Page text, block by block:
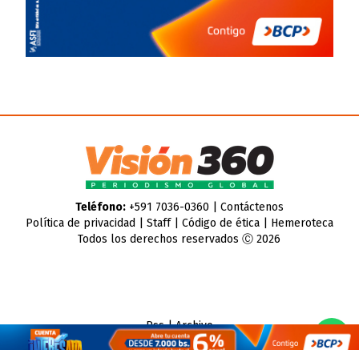
Teléfono:+591 7036-0360 | Contáctenos
Política de privacidad
Staff| Código de ética| Hemeroteca
Todos los derechos reservados Ⓒ 2026
Rss|Archivo
CMS para mediosbyTroop